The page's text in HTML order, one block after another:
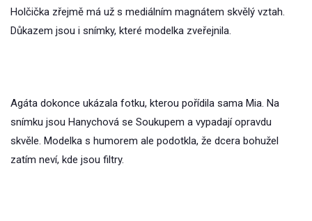
Holčička zřejmě má už s mediálním magnátem skvělý vztah.
Důkazem jsou i snímky, které modelka zveřejnila.
Agáta dokonce ukázala fotku, kterou pořídila sama Mia. Na
snímku jsou Hanychová se Soukupem a vypadají opravdu
skvěle. Modelka s humorem ale podotkla, že dcera bohužel
zatím neví, kde jsou filtry.